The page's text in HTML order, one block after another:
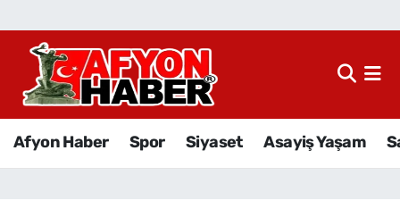
Afyon Haber Spor Siyaset Asayiş Yaşam
Afyon Haber